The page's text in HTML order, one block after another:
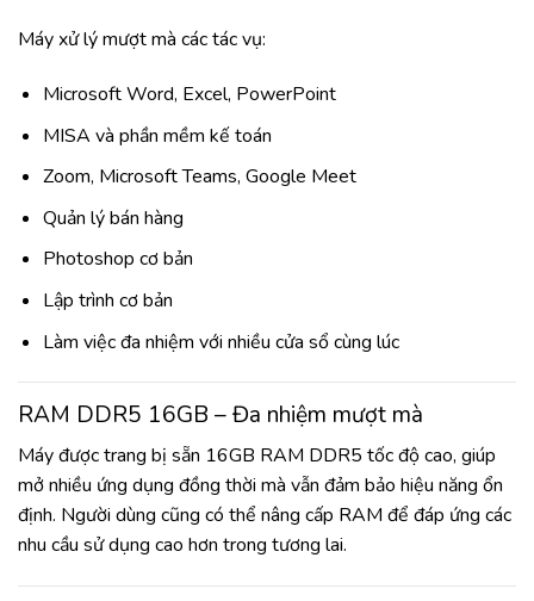
Máy xử lý mượt mà các tác vụ:
Microsoft Word, Excel, PowerPoint
MISA và phần mềm kế toán
Zoom, Microsoft Teams, Google Meet
Quản lý bán hàng
Photoshop cơ bản
Lập trình cơ bản
Làm việc đa nhiệm với nhiều cửa sổ cùng lúc
RAM DDR5 16GB – Đa nhiệm mượt mà
Máy được trang bị sẵn 16GB RAM DDR5 tốc độ cao, giúp
mở nhiều ứng dụng đồng thời mà vẫn đảm bảo hiệu năng ổn
định. Người dùng cũng có thể nâng cấp RAM để đáp ứng các
nhu cầu sử dụng cao hơn trong tương lai.